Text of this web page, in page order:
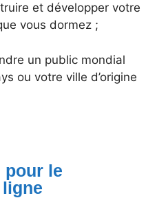
et développer votre
vous dormez ;
un public mondial
ou votre ville d’origine
pour le